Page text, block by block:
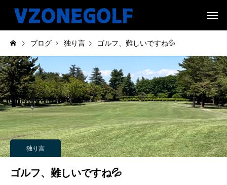
ブログ 独り言 ゴルフ、難しいですね💦
独り言
ゴルフ、難しいですね💦